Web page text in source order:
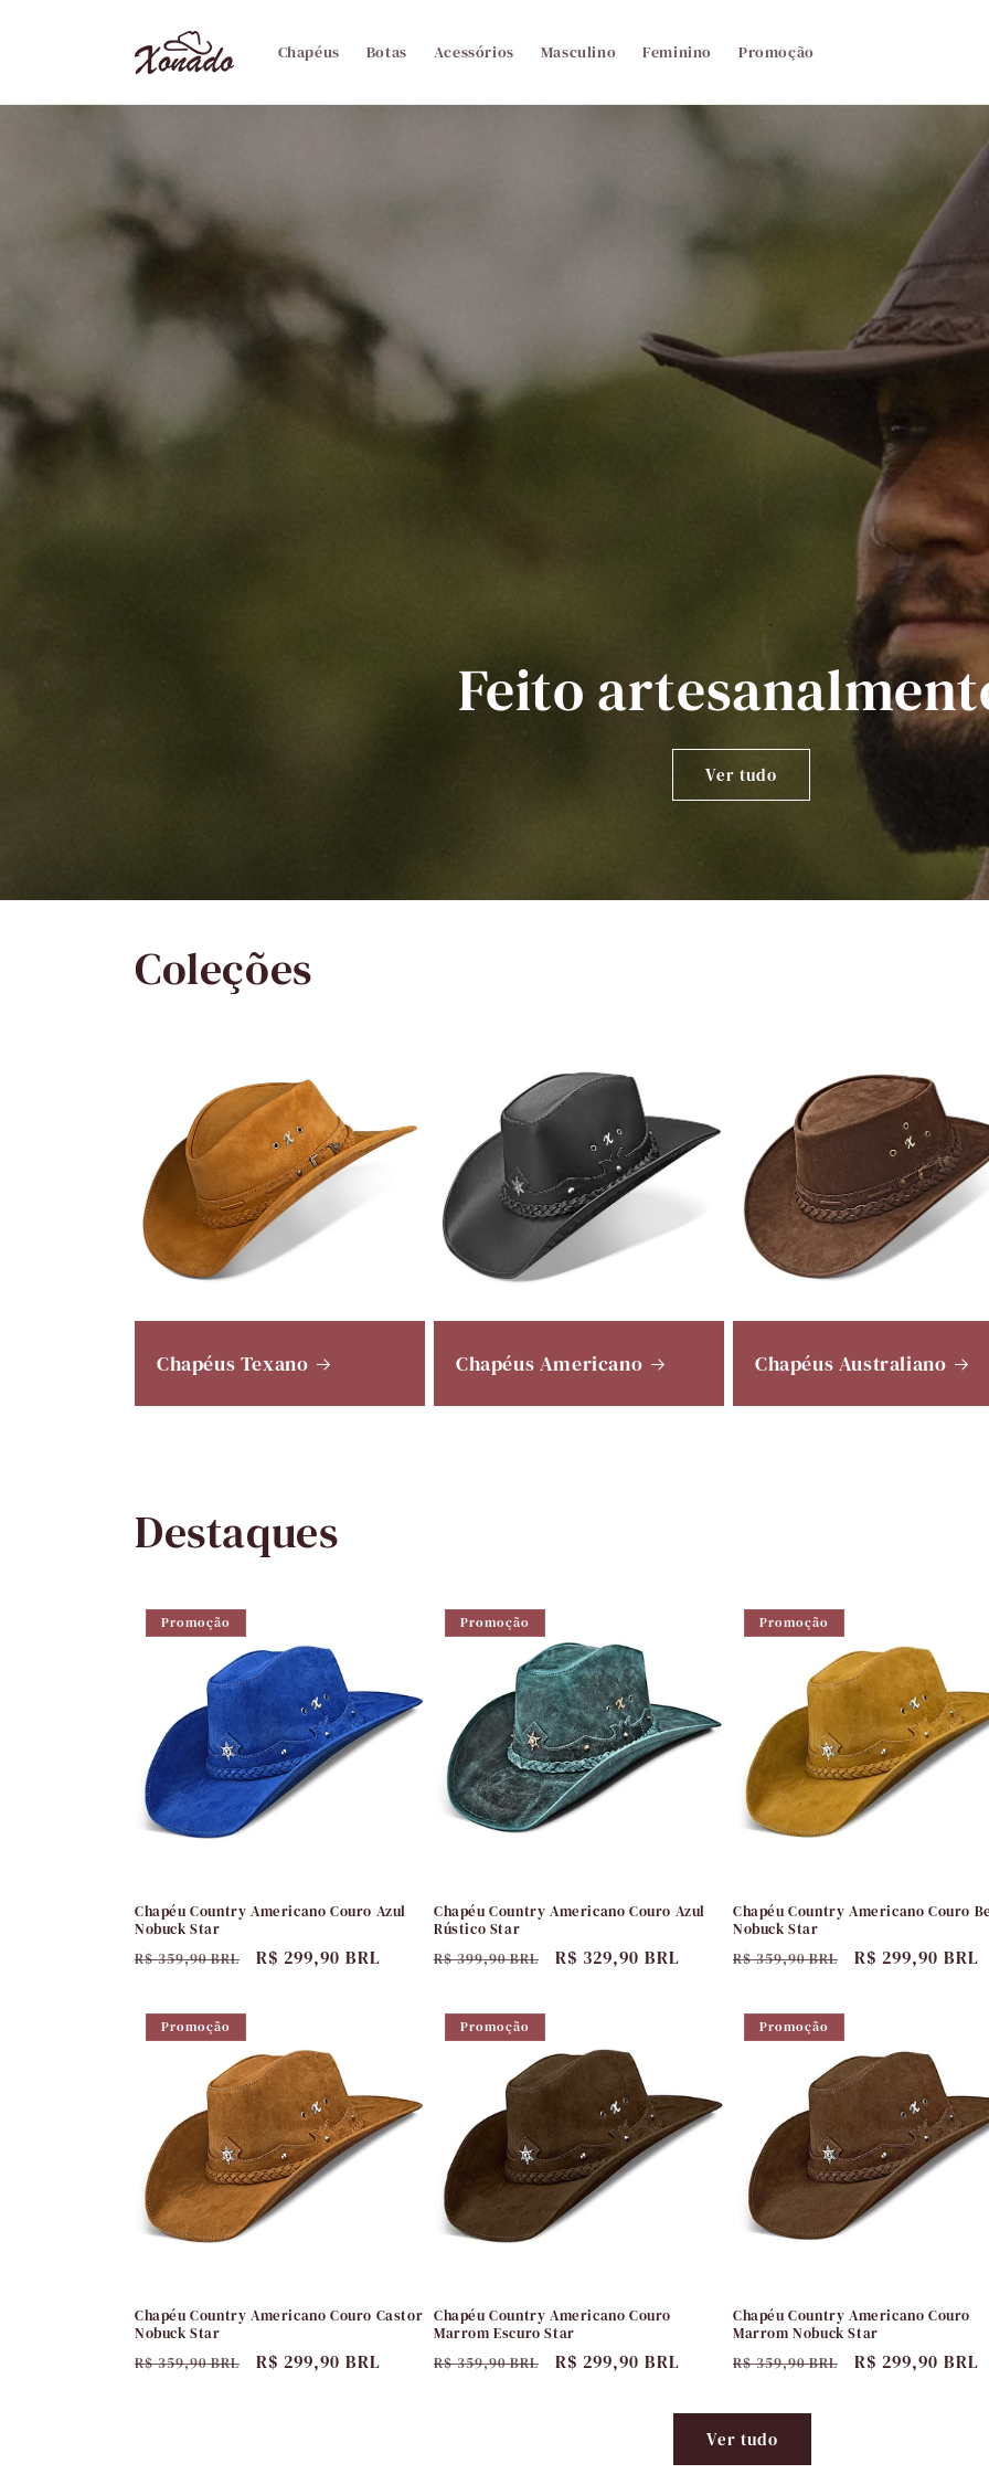
Chapéus Botas Acessórios Masculino Feminino Promoção
Feito
Ver tudo
Coleções
Chapéus Texano Chapéus Americano Chapéus Australiano
Destaques
Promoção
Chapéu Country Americano Couro Azul
Nobuck Star
Preço
R$ 359,90 BRL
Preço
R$ 299,90 BRL
Promoção
Chapéu Country Americano Couro Azul
Rústico Star
Preço
R$ 399,90 BRL
Preço
R$ 329,90 BRL
Promoção
Chapéu Country Americano Couro
Nobuck Star
Preço
R$ 359,90 BRL
Preço
R$ 299,90 BRL
Promoção
Chapéu Country Americano Couro Castor
Nobuck Star
Preço
R$ 359,90 BRL
Preço
R$ 299,90 BRL
Promoção
Chapéu Country Americano Couro
Marrom Escuro Star
Preço
R$ 359,90 BRL
Preço
R$ 299,90 BRL
Promoção
Chapéu Country Americano Couro
Marrom Nobuck Star
Preço
R$ 359,90 BRL
Preço
R$ 299,90 BRL
Ver tudo